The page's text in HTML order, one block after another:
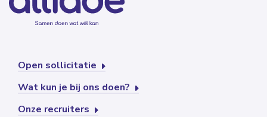
Open sollicitatie
Wat kun je bij ons doen?
Onze recruiters